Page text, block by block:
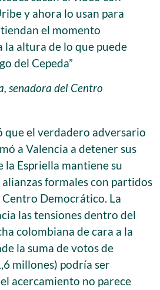
y ahora lo usan para
el momento
la altura de lo que puede
del Cepeda”
senadora del Centro
que el verdadero adversario
a Valencia a detener sus
la Espriella mantiene su
formales con partidos
Democrático. La
las tensiones dentro del
colombiana de cara a la
la suma de votos de
millones) podría ser
acercamiento no parece